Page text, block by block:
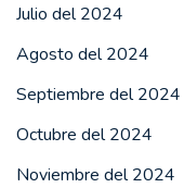
Julio del 2024
Agosto del 2024
Septiembre del 2024
Octubre del 2024
Noviembre del 2024